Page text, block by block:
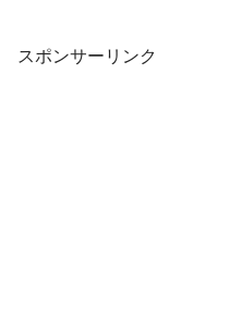
スポンサーリンク